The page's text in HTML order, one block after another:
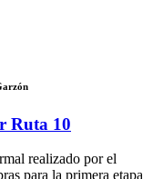
Ruta 10
realizado por el
para la primera etapa